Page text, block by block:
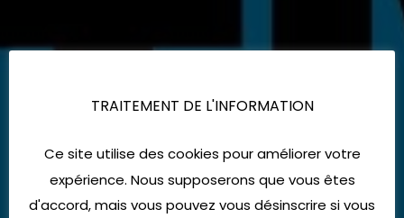
TRAITEMENT DE L'INFORMATION
Ce site utilise des cookies pour améliorer votre
expérience. Nous supposerons que vous êtes
d'accord, mais vous pouvez vous désinscrire si vous